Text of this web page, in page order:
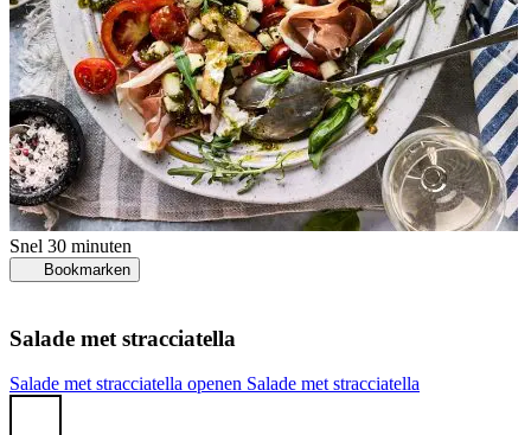
Snel 30 minuten
Bookmarken
Salade met stracciatella
Salade met stracciatella openen Salade met stracciatella